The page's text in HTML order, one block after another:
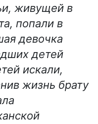
живущей в
попали в
девочка
детей
искали,
жизнь брату